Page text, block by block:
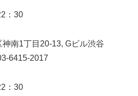
：30
南1丁目20-13, Gビル渋谷
2017
：30